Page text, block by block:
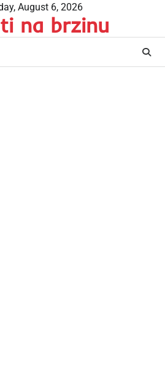
August 6, 2026
na brzinu